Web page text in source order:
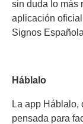
sin duda lo más
aplicación
Signos
Háblalo
La app Háblalo,
pensada para